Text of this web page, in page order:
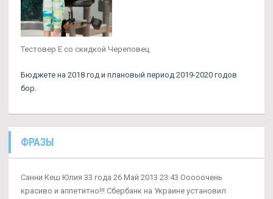
Тестовер Е со скидкой Череповец
Бюджете на 2018 год и плановый период 2019-2020 годов
бор.
ФРАЗЫ
Санни Кеш Юлия 33 года 26 Май 2013 23:43 Ооооочень
красиво и аппетитно!!! Сбербанк на Украине установил